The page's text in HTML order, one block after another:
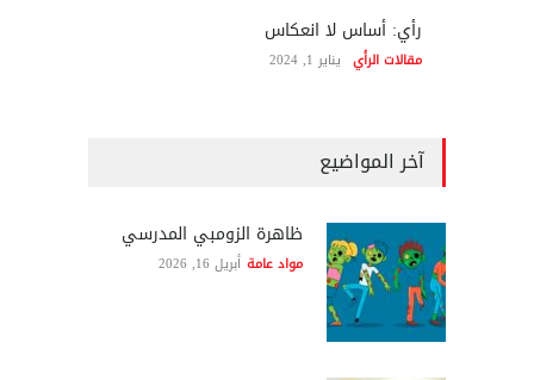
رأي: أساس لا انعكاس
مقالات الرأي يناير 1, 2024
آخر المواضيع
ظاهرة الزومبي المدرسي
مواد عامة أبريل 16, 2026